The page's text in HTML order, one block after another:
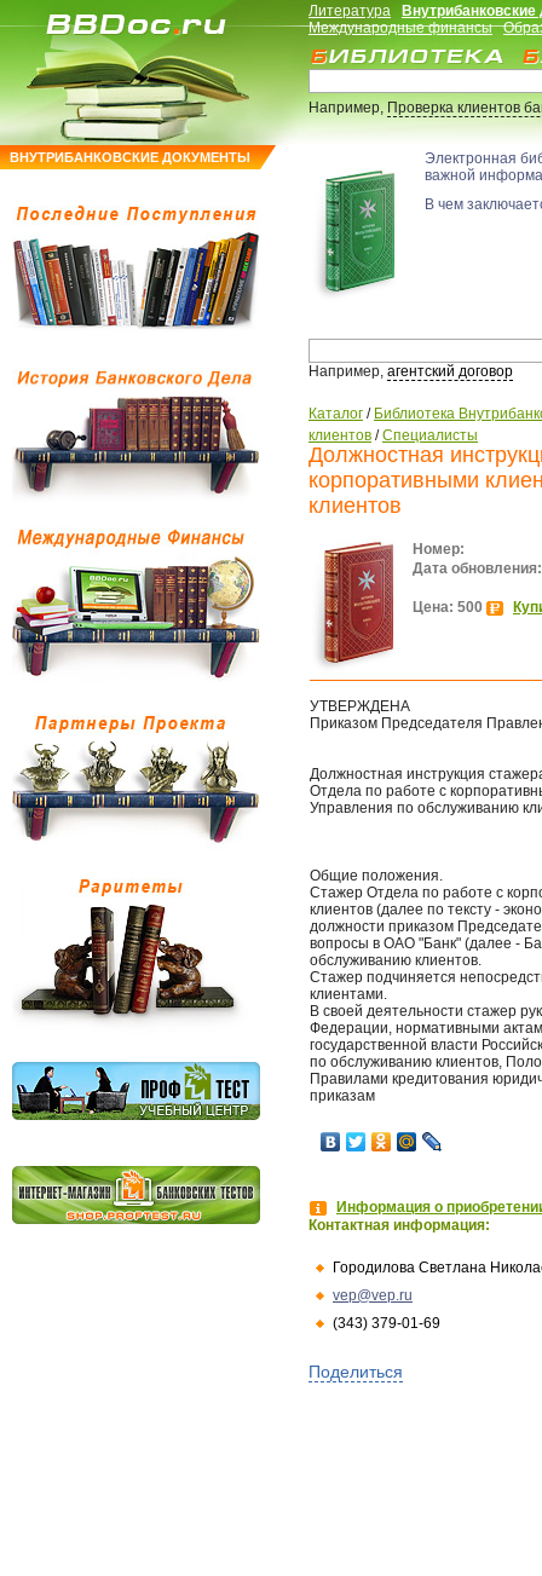
ВНУТРИБАНКОВСКИЕ ДОКУМЕНТЫ
Литература
Международные финансы
Например,Проверка клиентов
Электронная
важной
В чем
Например, агентский договор
Каталог / Библиотека
клиентов /Специалисты
Должностная
корпоративными
клиентов
Номер:
Дата обновления:
Цена: 500
УТВЕРЖДЕНА
Приказом Председателя
Должностная инструкция
Отдела по работе с
Управления по обслуживанию
Общие положения.
Стажер Отдела по работе с
клиентов (далее по тексту -
должности приказом
вопросы в ОАО "Банк" (далее -
обслуживанию клиентов.
Стажер подчиняется
клиентами.
В своей деятельности стажер
Федерации, нормативными
государственной власти
по обслуживанию клиентов,
Правилами кредитования
приказам
Информация о
Контактная информация:
Городилова Светлана
vep@vep.ru
(343) 379-01-69
Поделиться